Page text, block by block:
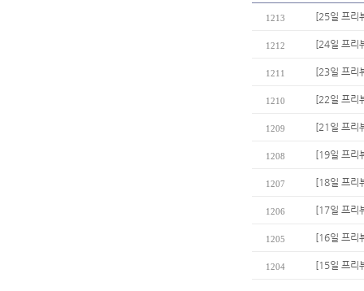
1213 [25일 프리
1212 [24일 프리
1211 [23일 프리
1210 [22일 프리
1209 [21일 프리
1208 [19일 프리
1207 [18일 프리
1206 [17일 프리
1205 [16일 프리
1204 [15일 프리